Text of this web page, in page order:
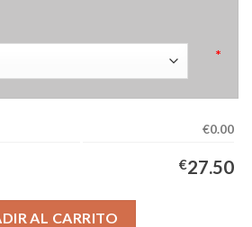
*
€0.00
€27.50
Hombre 2025/2026 Negro
AL CARRITO